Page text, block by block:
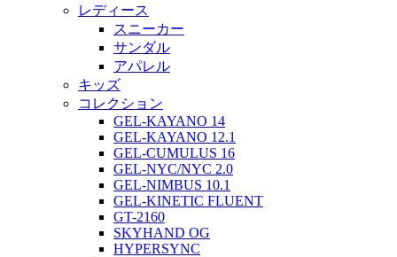
レディース
スニーカー
サンダル
アパレル
キッズ
コレクション
GEL-KAYANO 14
GEL-KAYANO 12.1
GEL-CUMULUS 16
GEL-NYC/NYC 2.0
GEL-NIMBUS 10.1
GEL-KINETIC FLUENT
GT-2160
SKYHAND OG
HYPERSYNC